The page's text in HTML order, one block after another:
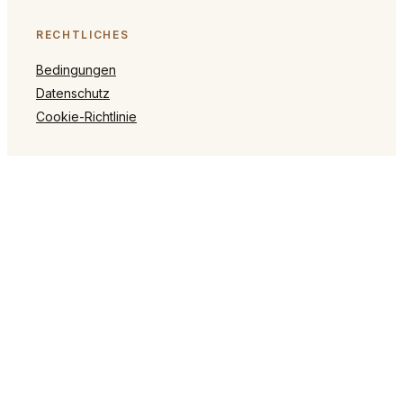
RECHTLICHES
Bedingungen
Datenschutz
Cookie-Richtlinie